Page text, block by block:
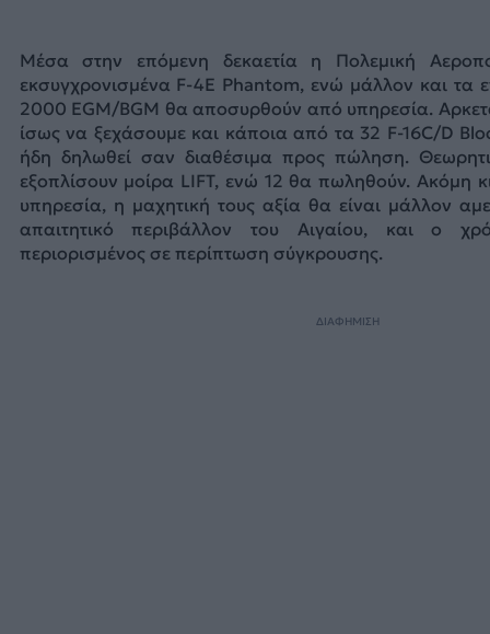
Μέσα στην επόμενη δεκαετία η Πολεμική
εκσυγχρονισμένα F-4E Phantom, ενώ μάλλον και τα
2000 EGM/BGM θα αποσυρθούν από υπηρεσία.
ίσως να ξεχάσουμε και κάποια από τα 32 F-16C/D
ήδη δηλωθεί σαν διαθέσιμα προς πώληση.
εξοπλίσουν μοίρα LIFT, ενώ 12 θα πωληθούν. Ακόμη
υπηρεσία, η μαχητική τους αξία θα είναι μάλλον
απαιτητικό περιβάλλον του Αιγαίου, και ο
περιορισμένος σε περίπτωση σύγκρουσης.
ΔΙΑΦΗΜΙΣΗ